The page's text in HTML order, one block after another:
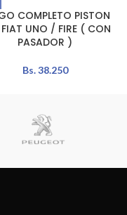
COMPLETO PISTON
FIAT UNO / FIRE ( CON
PASADOR )
Bs.38.250